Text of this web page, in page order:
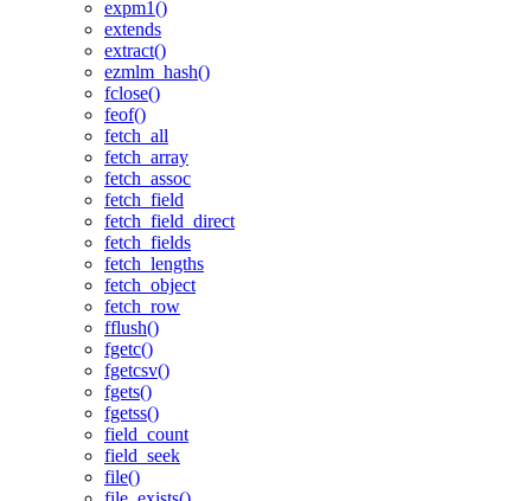
expm1()
extends
extract()
ezmlm_hash()
fclose()
feof()
fetch_all
fetch_array
fetch_assoc
fetch_field
fetch_field_direct
fetch_fields
fetch_lengths
fetch_object
fetch_row
fflush()
fgetc()
fgetcsv()
fgets()
fgetss()
field_count
field_seek
file()